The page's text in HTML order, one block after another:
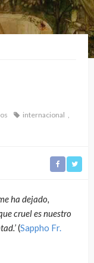
internacional
ha dejado,
cruel es nuestro
(Sappho Fr.